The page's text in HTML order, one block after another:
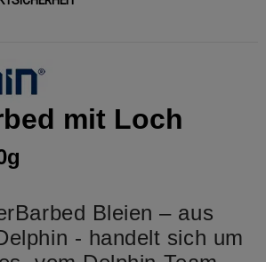
mit Loch
Bleien – aus
- handelt sich um